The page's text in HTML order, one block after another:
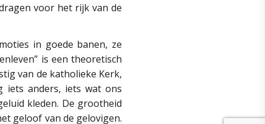
voor het rijk van de
in goede banen, ze
is een theoretisch
van de katholieke Kerk,
iets anders, iets wat ons
kleden. De grootheid
geloof van de gelovigen.